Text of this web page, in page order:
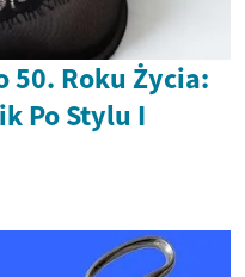
50. Roku Życia:
Po Stylu I